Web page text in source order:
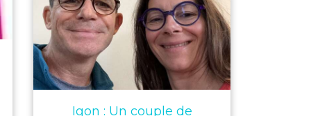
Igon : Un couple de